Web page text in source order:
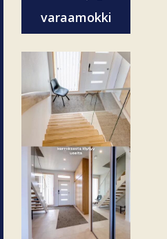
varaamokki